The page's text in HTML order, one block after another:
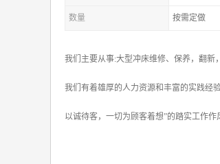
数量 按需定做
我们主要从事:大型冲床维修、保养，翻新
我们有着雄厚的人力资源和丰富的实践经
以诚待客，一切为顾客着想”的踏实工作